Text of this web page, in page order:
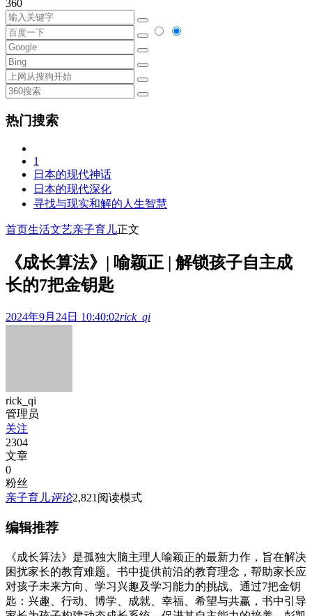
360
热门搜索
1
日本的现代神话
日本的现代深化
寻找与现实和解的人生智慧
首页生活文艺亲子育儿正文
《成长算法》| 喻颖正 | 解锁孩子自主成
长的7把金钥匙
2024年9月24日 10:40:02rick_qi
rick_qi
管理员
关注
2304
文章
0
粉丝
亲子育儿评论2,821 阅读模式
编辑推荐
《成长算法》是孤独大脑主理人喻颖正的最新力作，旨在解决
困扰家长的教育难题。书中提供前沿的教育理念，帮助家长应
对孩子未来方向、学习兴趣及学习能力的挑战。通过7把金钥
匙：兴趣、行动、博学、成就、幸福、希望与共赢，书中引导